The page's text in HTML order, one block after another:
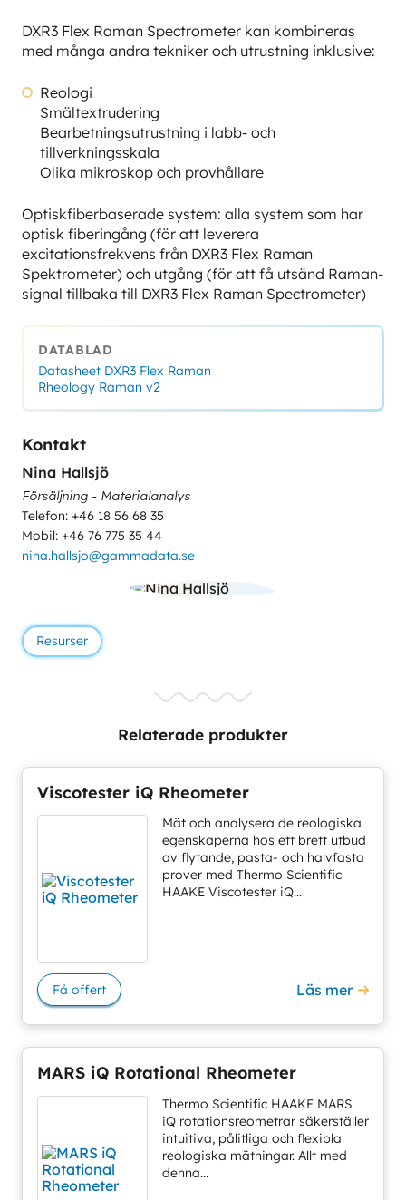
DXR3 Flex Raman Spectrometer kan kombineras
med många andra tekniker och utrustning inklusive:
Reologi
Smältextrudering
Bearbetningsutrustning i labb- och
tillverkningsskala
Olika mikroskop och provhållare
Optiskfiberbaserade system: alla system som har
optisk fiberingång (för att leverera
excitationsfrekvens från DXR3 Flex Raman
Spektrometer) och utgång (för att få utsänd Raman-
signal tillbaka till DXR3 Flex Raman Spectrometer)
DATABLAD
Datasheet DXR3 Flex Raman
Rheology Raman v2
Kontakt
Nina Hallsjö
Försäljning - Materialanalys
Telefon: +46 18 56 68 35
Mobil: +46 76 775 35 44
nina.hallsjo@gammadata.se
Resurser
Relaterade produkter
Viscotester iQ Rheometer
Mät och analysera de reologiska
egenskaperna hos ett brett utbud
av flytande, pasta- och halvfasta
prover med Thermo Scientific
HAAKE Viscotester iQ...
Få offert Läs mer
MARS iQ Rotational Rheometer
Thermo Scientific HAAKE MARS
iQ rotationsreometrar säkerställer
intuitiva, pålitliga och flexibla
reologiska mätningar. Allt med
denna...